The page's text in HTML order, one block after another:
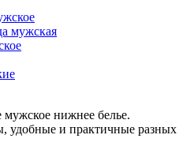
мужская
нижнее белье.
удобные и практичные разных